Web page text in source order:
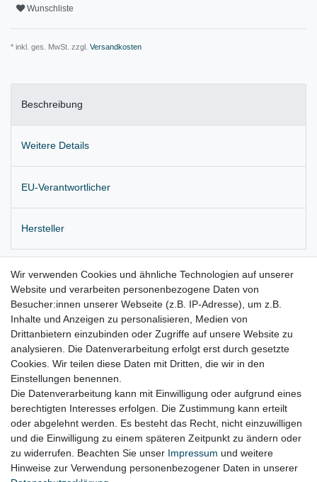
Wunschliste
* inkl. ges. MwSt. zzgl. Versandkosten
Beschreibung
Weitere Details
EU-Verantwortlicher
Hersteller
Originale C-Säulen Verkleidung Gurtdurchführung rechts oben
Farbe : schwarz
Lieferung wie abgebildet
Jeep Grand Cherokee IV Bj. 2010 – 2017
Lieferzeit etwa 1 bis 3 Werktage
Wir verwenden Cookies und ähnliche Technologien auf unserer
Website und verarbeiten personenbezogene Daten von
Besucher:innen unserer Webseite (z.B. IP-Adresse), um z.B.
Inhalte und Anzeigen zu personalisieren, Medien von
Drittanbietern einzubinden oder Zugriffe auf unsere Website zu
analysieren. Die Datenverarbeitung erfolgt erst durch gesetzte
Cookies. Wir teilen diese Daten mit Dritten, die wir in den
Einstellungen benennen.
Die Datenverarbeitung kann mit Einwilligung oder aufgrund eines
berechtigten Interesses erfolgen. Die Zustimmung kann erteilt
oder abgelehnt werden. Es besteht das Recht, nicht einzuwilligen
und die Einwilligung zu einem späteren Zeitpunkt zu ändern oder
zu widerrufen. Beachten Sie unser Impressum und weitere
Hinweise zur Verwendung personenbezogener Daten in unserer